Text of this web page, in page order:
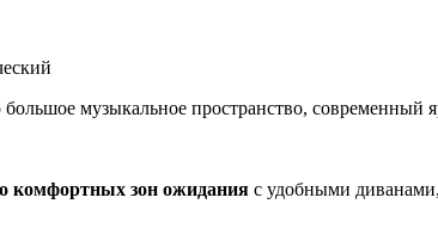
музыкальное пространство, современный
комфортных зон ожидания с удобными диванами,